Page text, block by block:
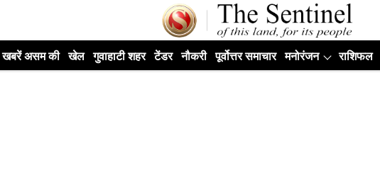
खबरें असम की खेल गुवाहाटी शहर टेंडर नौकरी पूर्वोत्तर समाचार मनोरंजन राशिफल